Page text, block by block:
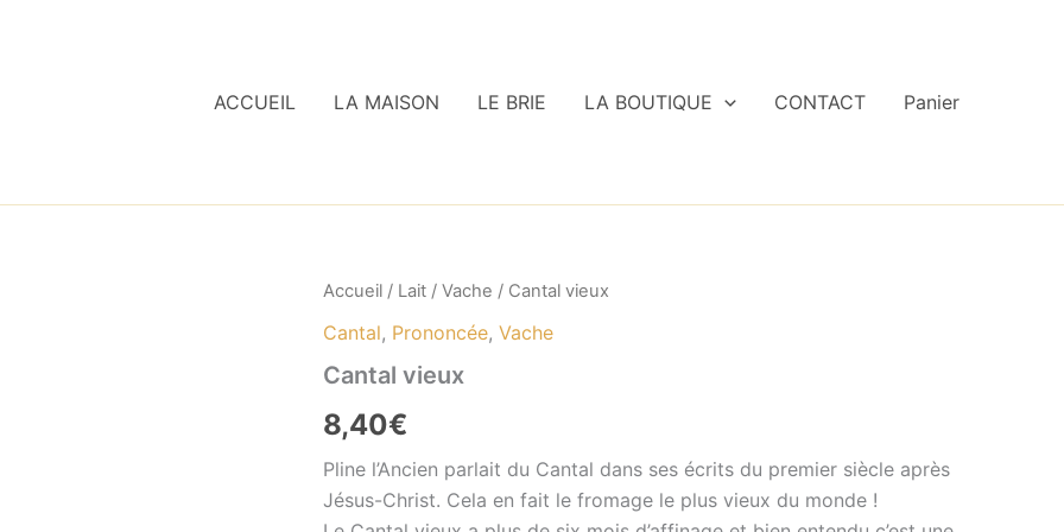
ACCUEIL
LA MAISON LE BRIE LA BOUTIQUE CONTACT Panier
Accueil / Lait / Vache / Cantal vieux
Cantal, Prononcée, Vache
Cantal vieux
8,40€
Pline l’Ancien parlait du Cantal dans ses écrits du premier siècle après
Jésus-Christ. Cela en fait le fromage le plus vieux du monde !